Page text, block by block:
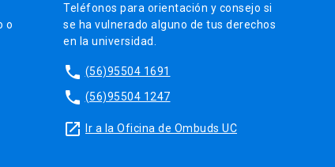
o
Teléfonos para orientación y consejo si
se ha vulnerado alguno de tus derechos
en la universidad.
phone (56)95504 1691
phone (56)95504 1247
launch Ir a la Oficina de Ombuds UC